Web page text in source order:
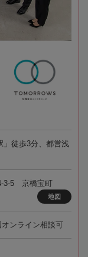
」徒歩3分、都営浅
3-5 京橋宝町
地図
ンライン相談可